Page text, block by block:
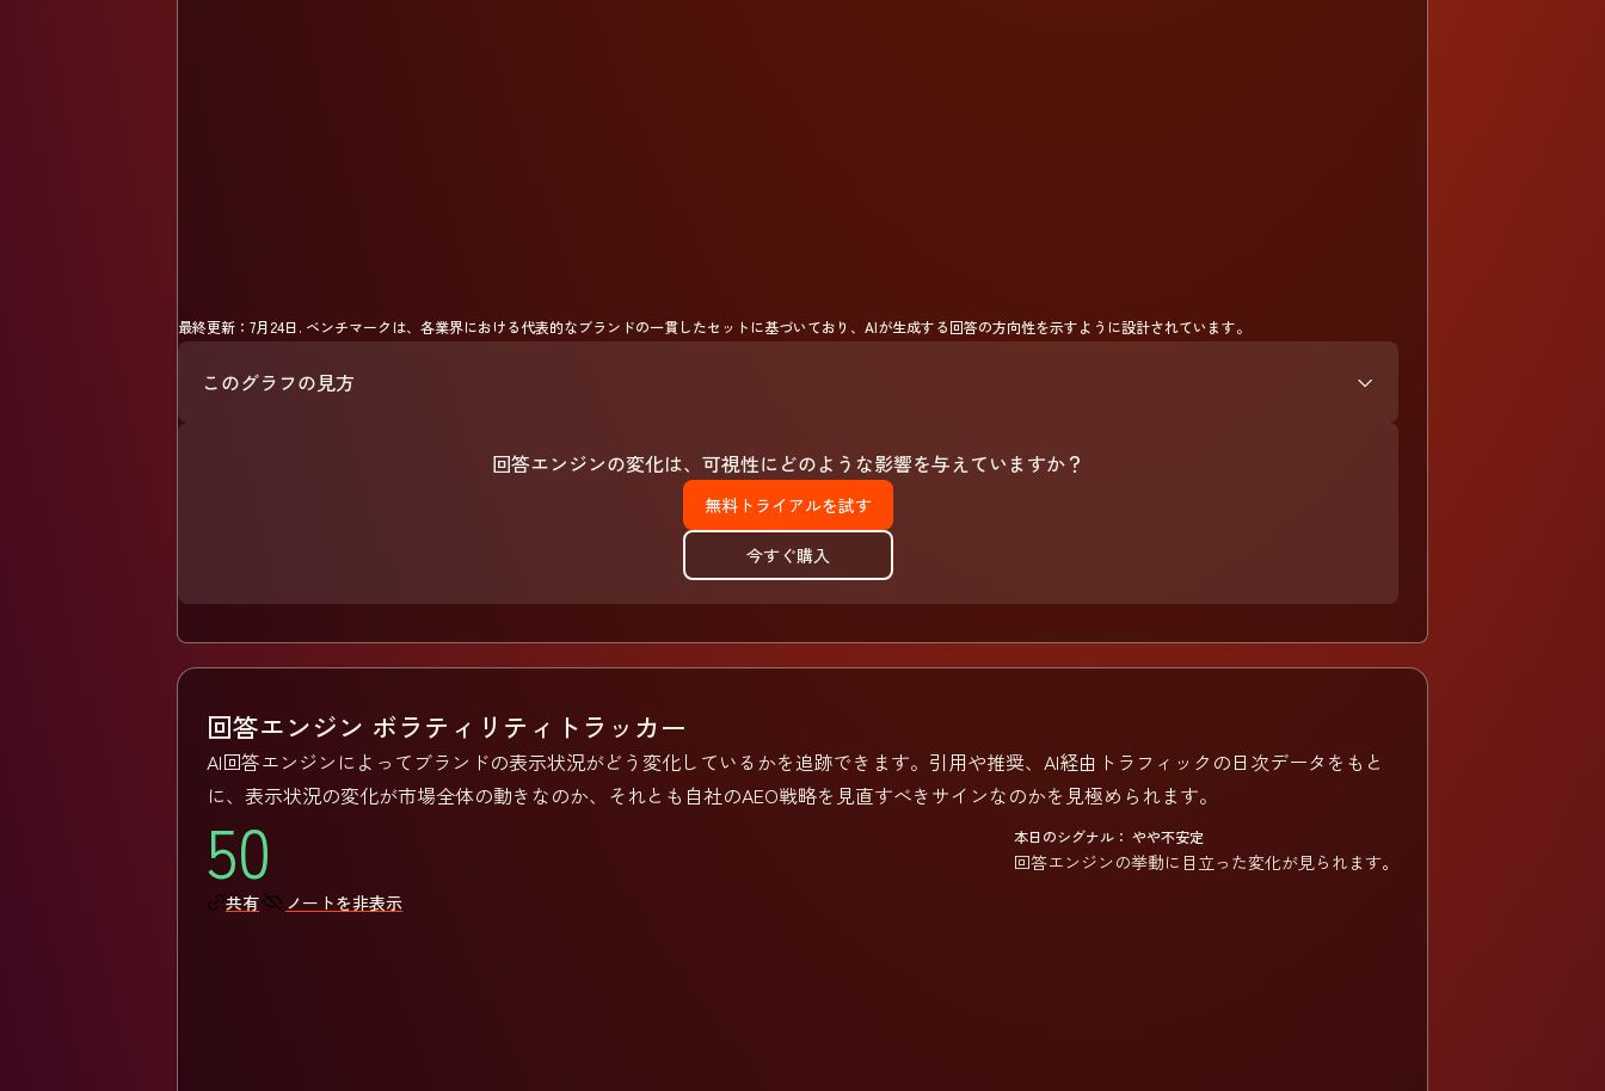
最終更新： 7月24日. ベンチマークは、各業界における代表的なブランドの一貫したセットに基づいており、AIが生成する回答の方向性を示すように設計されています。
このグラフの見方
回答エンジンの変化は、可視性にどのような影響を与えていますか？
無料トライアルを試す
今すぐ購入
回答エンジン ボラティリティトラッカー
AI回答エンジンによってブランドの表示状況がどう変化しているかを追跡できます。引用や推奨、AI経由トラフィックの日次データをもと
に、表示状況の変化が市場全体の動きなのか、それとも自社のAEO戦略を見直すべきサインなのかを見極められます。
50 本日のシグナル： やや不安定
回答エンジンの挙動に目立った変化が見られます。
共有
ノートを非表示